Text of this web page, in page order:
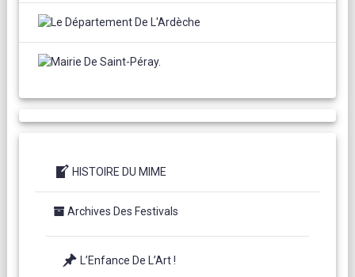
HISTOIRE DU MIME
Archives Des Festivals
L’Enfance De L’Art !